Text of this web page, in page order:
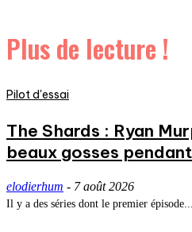
Plus de lecture !
Pilot d'essai
The Shards : Ryan
beaux gosses
elodierhum - 7 août 2026
Il y a des séries dont le premier épisode...